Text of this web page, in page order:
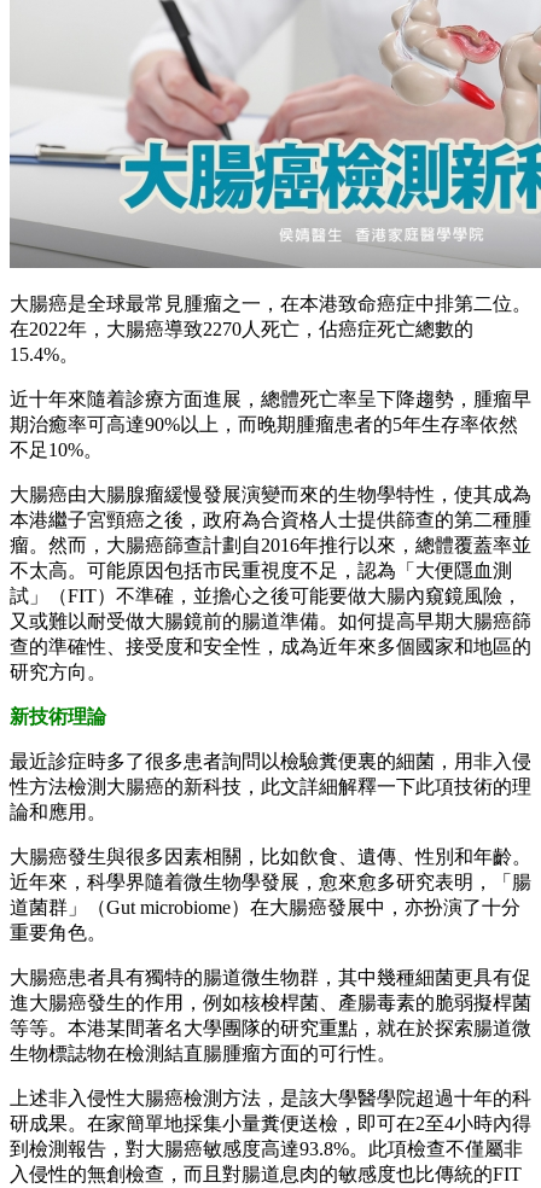
大腸癌是全球最常見腫瘤之一，在本港致命癌症中排第二位。
在2022年，大腸癌導致2270人死亡，佔癌症死亡總數的
15.4%。
近十年來隨着診療方面進展，總體死亡率呈下降趨勢，腫瘤早
期治癒率可高達90%以上，而晚期腫瘤患者的5年生存率依然
不足10%。
大腸癌由大腸腺瘤緩慢發展演變而來的生物學特性，使其成為
本港繼子宮頸癌之後，政府為合資格人士提供篩查的第二種腫
瘤。然而，大腸癌篩查計劃自2016年推行以來，總體覆蓋率並
不太高。可能原因包括市民重視度不足，認為「大便隱血測
試」（FIT）不準確，並擔心之後可能要做大腸內窺鏡風險，
又或難以耐受做大腸鏡前的腸道準備。如何提高早期大腸癌篩
查的準確性、接受度和安全性，成為近年來多個國家和地區的
研究方向。
新技術理論
最近診症時多了很多患者詢問以檢驗糞便裏的細菌，用非入侵
性方法檢測大腸癌的新科技，此文詳細解釋一下此項技術的理
論和應用。
大腸癌發生與很多因素相關，比如飲食、遺傳、性別和年齡。
近年來，科學界隨着微生物學發展，愈來愈多研究表明，「腸
道菌群」（Gut microbiome）在大腸癌發展中，亦扮演了十分
重要角色。
大腸癌患者具有獨特的腸道微生物群，其中幾種細菌更具有促
進大腸癌發生的作用，例如核梭桿菌、產腸毒素的脆弱擬桿菌
等等。本港某間著名大學團隊的研究重點，就在於探索腸道微
生物標誌物在檢測結直腸腫瘤方面的可行性。
上述非入侵性大腸癌檢測方法，是該大學醫學院超過十年的科
研成果。在家簡單地採集小量糞便送檢，即可在2至4小時內得
到檢測報告，對大腸癌敏感度高達93.8%。此項檢查不僅屬非
入侵性的無創檢查，而且對腸道息肉的敏感度也比傳統的FIT